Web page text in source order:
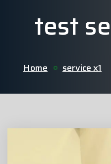
test
Home service x1